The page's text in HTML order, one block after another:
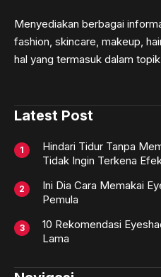
Menyediakan berbagai
fashion, skincare, makeup,
hal yang termasuk dalam
Latest Post
Hindari Tidur Tanpa
Tidak Ingin Terkena
Ini Dia Cara Memakai
Pemula
10 Rekomendasi
Lama